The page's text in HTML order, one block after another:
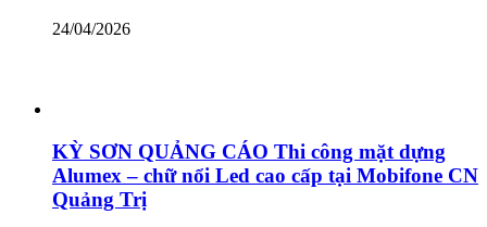
24/04/2026
KỲ SƠN QUẢNG CÁO Thi công mặt dựng
Alumex – chữ nổi Led cao cấp tại Mobifone CN
Quảng Trị